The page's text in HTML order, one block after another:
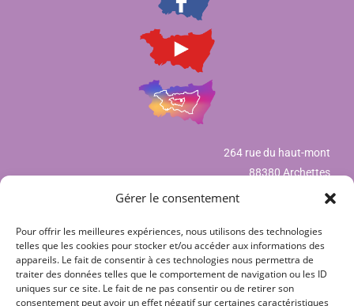
Gérer le consentement
Pour offrir les meilleures expériences, nous utilisons des technologies
telles que les cookies pour stocker et/ou accéder aux informations des
appareils. Le fait de consentir à ces technologies nous permettra de
traiter des données telles que le comportement de navigation ou les ID
uniques sur ce site. Le fait de ne pas consentir ou de retirer son
consentement peut avoir un effet négatif sur certaines caractéristiques
264 rue du haut-mont
88380 Archettes
Mentions légales
Déclaration de confidentialité (UE)
Politique de cookies (UE)